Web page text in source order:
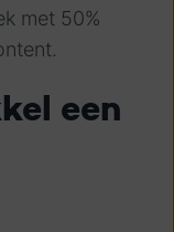
met 50%
een